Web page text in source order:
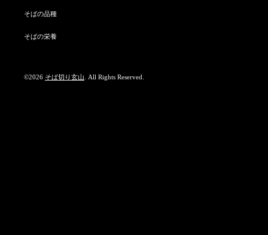
そばの品種
そばの栄養
©2026 そば切り玄山 . All Rights Reserved.